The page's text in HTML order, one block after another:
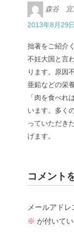
森谷 宜
2013年8月29
拙著をご紹介
不妊大国と言
ります。原因
亜鉛などの栄
「肉を食べれ
います。多く
っていただき
げます。
コメント
メールアド
※ が付いて